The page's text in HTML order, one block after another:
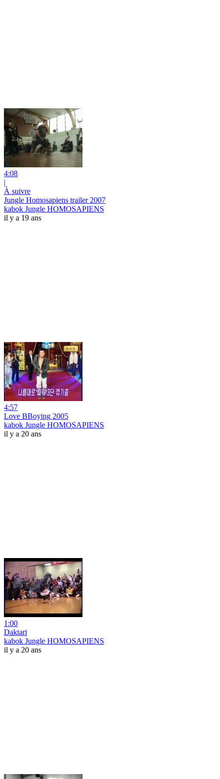
4:08
|
À suivre
Jungle Homosapiens trailer 2007
kabok Jungle HOMOSAPIENS
il y a 19 ans
4:57
Love BBoying 2005
kabok Jungle HOMOSAPIENS
il y a 20 ans
1:00
Daktari
kabok Jungle HOMOSAPIENS
il y a 20 ans